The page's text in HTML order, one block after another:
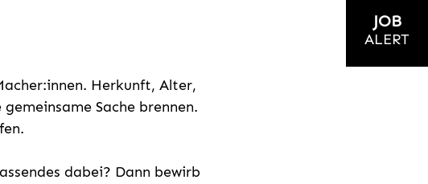
Herkunft, Alter,
Sache brennen.
dabei? Dann bewirb
JOB
ALERT